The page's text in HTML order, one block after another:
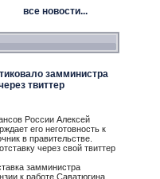
все новости...
замминистра
твиттер
России Алексей
его неготовность к
в правительстве.
через свой твиттер
замминистра
к работе Саватюгина